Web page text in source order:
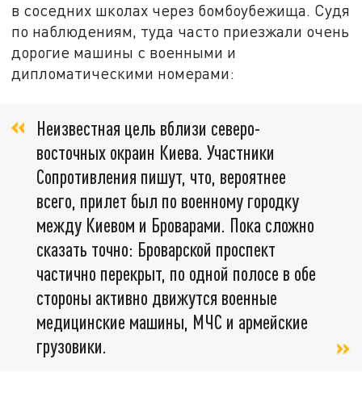
в соседних школах через бомбоубежища. Судя
по наблюдениям, туда часто приезжали очень
дорогие машины с военными и
дипломатическими номерами:
Неизвестная цель вблизи северо-
восточных окраин Киева. Участники
Сопротивления пишут, что, вероятнее
всего, прилет был по военному городку
между Киевом и Броварами. Пока сложно
сказать точно: Броварской проспект
частично перекрыт, по одной полосе в обе
стороны активно движутся военные
медицинские машины, МЧС и армейские
грузовики.